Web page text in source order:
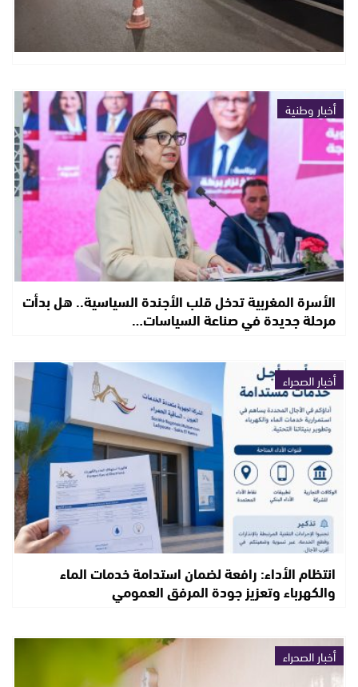
أخبار وطنية
الأسرة المغربية تدخل قلب الأجندة السياسية.. هل بدأت
مرحلة جديدة في صناعة السياسات…
أخبار الصحراء
انتظام الأداء: رافعة لضمان استدامة خدمات الماء
والكهرباء وتعزيز جودة المرفق العمومي
أخبار الصحراء